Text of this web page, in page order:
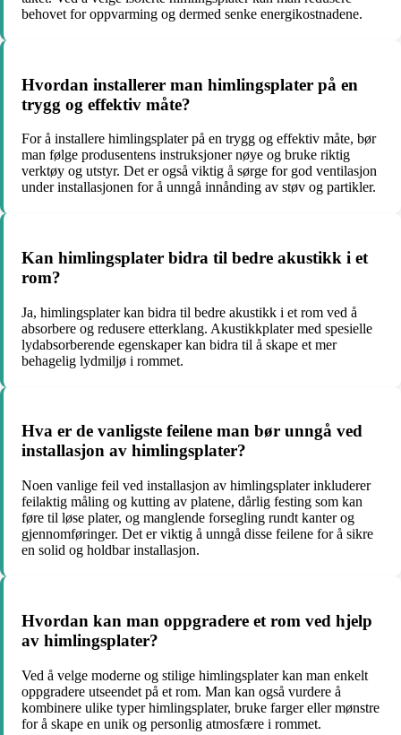
behovet for oppvarming og dermed senke energikostnadene.
Hvordan installerer man himlingsplater på en
trygg og effektiv måte?
For å installere himlingsplater på en trygg og effektiv måte, bør
man følge produsentens instruksjoner nøye og bruke riktig
verktøy og utstyr. Det er også viktig å sørge for god ventilasjon
under installasjonen for å unngå innånding av støv og partikler.
Kan himlingsplater bidra til bedre akustikk i et
rom?
Ja, himlingsplater kan bidra til bedre akustikk i et rom ved å
absorbere og redusere etterklang. Akustikkplater med spesielle
lydabsorberende egenskaper kan bidra til å skape et mer
behagelig lydmiljø i rommet.
Hva er de vanligste feilene man bør unngå ved
installasjon av himlingsplater?
Noen vanlige feil ved installasjon av himlingsplater inkluderer
feilaktig måling og kutting av platene, dårlig festing som kan
føre til løse plater, og manglende forsegling rundt kanter og
gjennomføringer. Det er viktig å unngå disse feilene for å sikre
en solid og holdbar installasjon.
Hvordan kan man oppgradere et rom ved hjelp
av himlingsplater?
Ved å velge moderne og stilige himlingsplater kan man enkelt
oppgradere utseendet på et rom. Man kan også vurdere å
kombinere ulike typer himlingsplater, bruke farger eller mønstre
for å skape en unik og personlig atmosfære i rommet.